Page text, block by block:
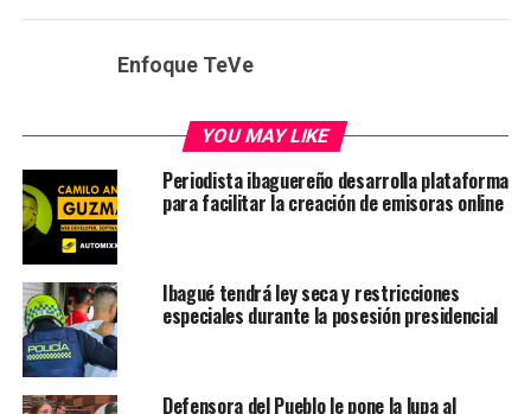
Enfoque TeVe
YOU MAY LIKE
Periodista ibaguereño desarrolla plataforma
para facilitar la creación de emisoras online
Ibagué tendrá ley seca y restricciones
especiales durante la posesión presidencial
Defensora del Pueblo le pone la lupa al